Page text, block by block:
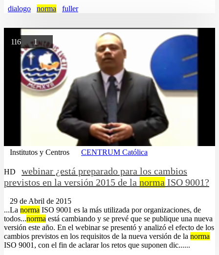
dialogo norma fuller
116 1
Institutos y Centros CENTRUM Católica
HD
webinar ¿está preparado para los cambios
previstos en la versión 2015 de la norma ISO 9001?
29 de Abril de 2015
...La norma ISO 9001 es la más utilizada por organizaciones, de
todos...norma está cambiando y se prevé que se publique una nueva
versión este año. En el webinar se presentó y analizó el efecto de los
cambios previstos en los requisitos de la nueva versión de la norma
ISO 9001, con el fin de aclarar los retos que suponen dic......